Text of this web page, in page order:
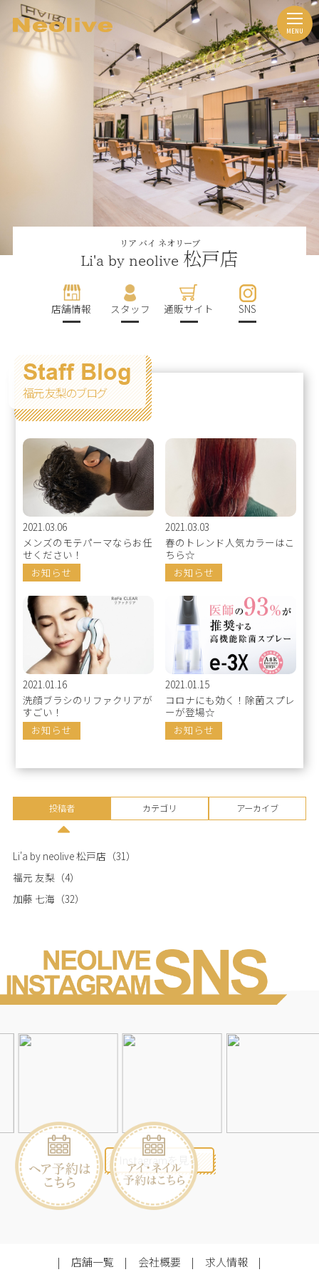
リア バイ ネオリーブ
Li'a by neolive 松戸店
店舗情報 スタッフ 通販サイト SNS
Staff Blog
福元 友梨のブログ
2021.03.06
メンズのモテパーマならお任
せください！
お知らせ
2021.03.03
春のトレンド人気カラーはこ
ちら☆
お知らせ
2021.01.16
洗顔ブラシのリファクリアが
すごい！
お知らせ
2021.01.15
コロナにも効く！除菌スプレ
ーが登場☆
お知らせ
投稿者 カテゴリ アーカイブ
Li'a by neolive 松戸店 （31）
福元 友梨（4）
加藤 七海 （32）
Instagramを見る
店舗一覧 会社概要 求人情報